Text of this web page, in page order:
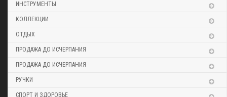
ИНСТРУМЕНТЫ
КОЛЛЕКЦИИ
ОТДЫХ
ПРОДАЖА ДО ИСЧЕРПАНИЯ
ПРОДАЖА ДО ИСЧЕРПАНИЯ
РУЧКИ
СПОРТ И ЗДОРОВЬЕ